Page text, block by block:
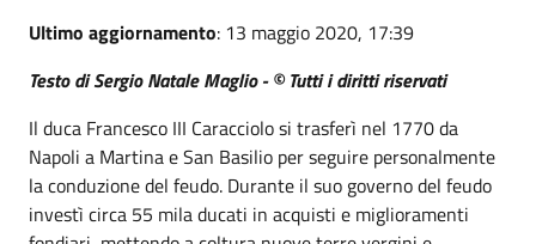
Ultimo aggiornamento: 13 maggio 2020, 17:39
Testo di Sergio Natale Maglio - © Tutti i diritti riservati
Il duca Francesco III Caracciolo si trasferì nel 1770 da
Napoli a Martina e San Basilio per seguire personalmente
la conduzione del feudo. Durante il suo governo del feudo
investì circa 55 mila ducati in acquisti e miglioramenti